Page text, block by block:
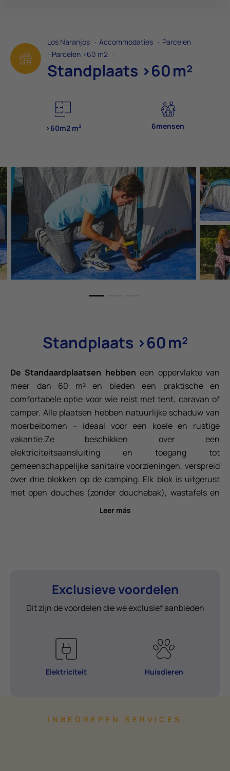
Los Naranjos · Accommodaties · Parcelen
· Parcelen >60 m2 ·
Standplaats >60 m²
>60m2 m2 6mensen
Standplaats >60 m²
De Standaardplaatsen hebben een oppervlakte van
meer dan 60 m² en bieden een praktische en
comfortabele optie voor wie reist met tent, caravan of
camper. Alle plaatsen hebben natuurlijke schaduw van
moerbeibomen – ideaal voor een koele en rustige
vakantie.Ze beschikken over een
elektriciteitsaansluiting en toegang tot
gemeenschappelijke sanitaire voorzieningen, verspreid
over drie blokken op de camping. Elk blok is uitgerust
met open douches (zonder douchebak), wastafels en
toiletten, die altijd beschikbaar zijn voor uw comfort.
Leer más
Exclusieve voordelen
Dit zijn de voordelen die we exclusief aanbieden
Elektriciteit Huisdieren
INBEGREPEN SERVICES